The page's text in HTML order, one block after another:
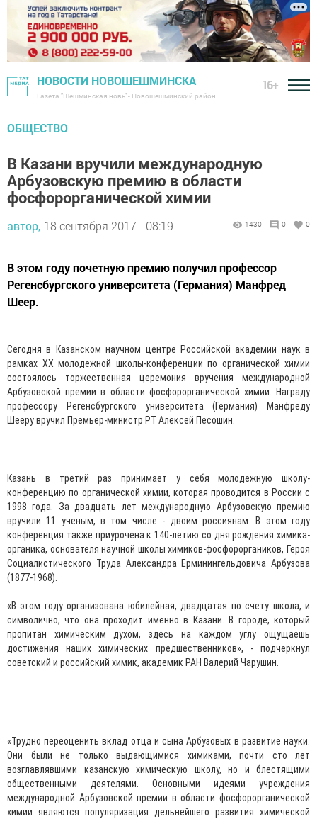
НОВОСТИ НОВОШЕШМИНСКА
Газета "Шешминская новь" - Новошешминский район
16+
ОБЩЕСТВО
В Казани вручили международную
Арбузовскую премию в области
фосфорорганической химии
автор, 18 сентября 2017 - 08:19 1430 0 0
В этом году почетную премию получил профессор
Регенсбургского университета (Германия) Манфред
Шеер.
Сегодня в Казанском научном центре Российской академии наук в
рамках ХХ молодежной школы-конференции по органической химии
состоялось торжественная церемония вручения международной
Арбузовской премии в области фосфорорганической химии. Награду
профессору Регенсбургского университета (Германия) Манфреду
Шееру вручил Премьер-министр РТ Алексей Песошин.
Казань в третий раз принимает у себя молодежную школу-
конференцию по органической химии, которая проводится в России с
1998 года. За двадцать лет международную Арбузовскую премию
вручили 11 ученым, в том числе - двоим россиянам. В этом году
конференция также приурочена к 140-летию со дня рождения химика-
органика, основателя научной школы химиков-фосфороргаников, Героя
Социалистического Труда Александра Ерминингельдовича Арбузова
(1877-1968).
«В этом году организована юбилейная, двадцатая по счету школа, и
символично, что она проходит именно в Казани. В городе, который
пропитан химическим духом, здесь на каждом углу ощущаешь
достижения наших химических предшественников», - подчеркнул
советский и российский химик, академик РАН Валерий Чарушин.
«Трудно переоценить вклад отца и сына Арбузовых в развитие науки.
Они были не только выдающимися химиками, почти сто лет
возглавлявшими казанскую химическую школу, но и блестящими
общественными деятелями. Основными идеями учреждения
международной Арбузовской премии в области фосфорорганической
химии являются популяризация дельнейшего развития химической